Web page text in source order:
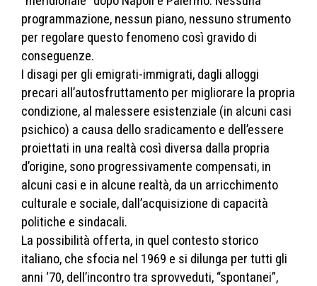
programmazione, nessun piano, nessuno strumento
per regolare questo fenomeno così gravido di
conseguenze.
I disagi per gli emigrati-immigrati, dagli alloggi
precari all’autosfruttamento per migliorare la propria
condizione, al malessere esistenziale (in alcuni casi
psichico) a causa dello sradicamento e dell’essere
proiettati in una realtà così diversa dalla propria
d’origine, sono progressivamente compensati, in
alcuni casi e in alcune realtà, da un arricchimento
culturale e sociale, dall’acquisizione di capacità
politiche e sindacali.
La possibilità offerta, in quel contesto storico
italiano, che sfocia nel 1969 e si dilunga per tutti gli
anni ‘70, dell’incontro tra sprovveduti, “spontanei”,